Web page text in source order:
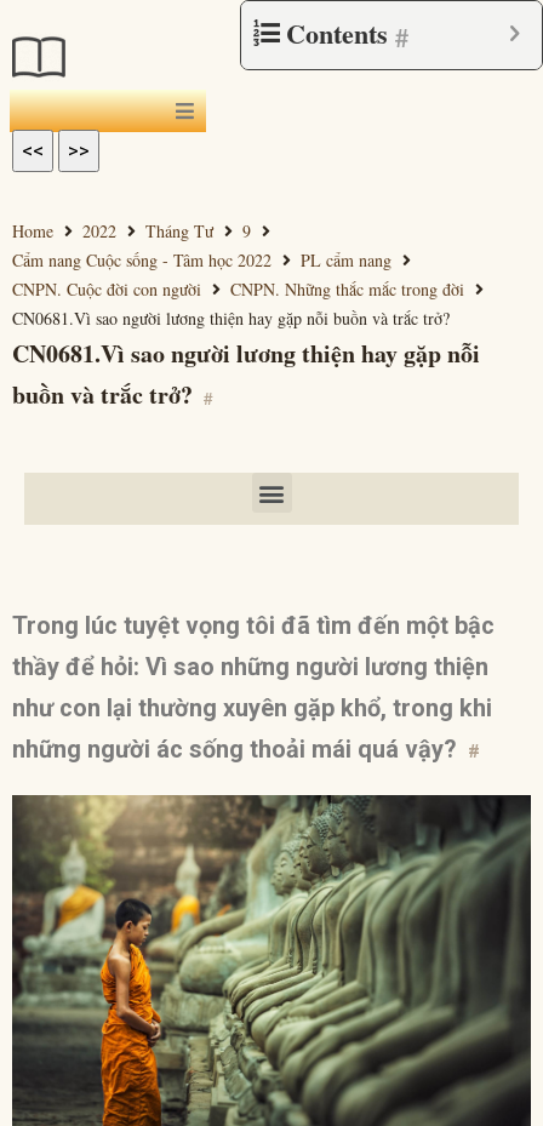
Contents #
<< >>
CN0681.Vì sao người lương thiện hay gặp nỗi
buồn và trắc trở? #
Home 2022 Tháng Tư
9
Cẩm nang Cuộc sống - Tâm học 2022
PL cẩm nang
CNPN. Cuộc đời con người
CNPN. Những thắc mắc trong đời
CN0681.Vì sao người lương thiện hay gặp nỗi buồn và trắc trở?
Trong lúc tuyệt vọng tôi đã tìm đến một bậc
thầy để hỏi: Vì sao những người lương thiện
như con lại thường xuyên gặp khổ, trong khi
những người ác sống thoải mái quá vậy?
#